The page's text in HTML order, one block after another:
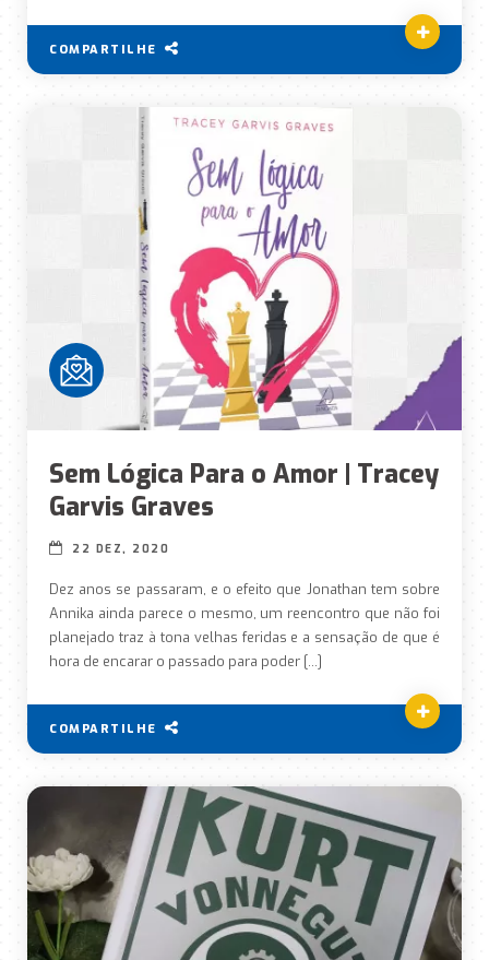
COMPARTILHE
Sem Lógica Para o Amor | Tracey
Garvis Graves
22 DEZ, 2020
Dez anos se passaram, e o efeito que Jonathan tem sobre
Annika ainda parece o mesmo, um reencontro que não foi
planejado traz à tona velhas feridas e a sensação de que é
hora de encarar o passado para poder […]
COMPARTILHE